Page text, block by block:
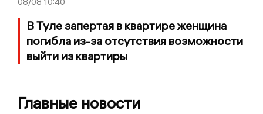
В Туле запертая в квартире женщина
погибла из-за отсутствия возможности
выйти из квартиры
Главные новости